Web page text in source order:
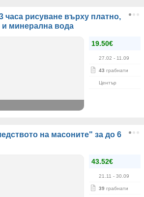
часа рисуване върху платно,
минерална вода
19.50€
27.02 - 11.09
43 грабнати
Център
на масоните" за до 6
43.52€
21.11 - 30.09
39 грабнати